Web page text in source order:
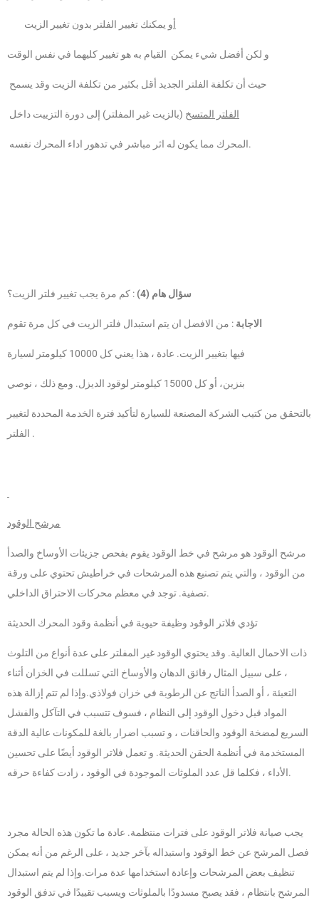
أو يمكنك تغيير الفلتر بدون تغيير الزيت
و لكن أفضل شيء يمكن القيام به هو تغيير كليهما في نفس الوقت
حيث أن تكلفة الفلتر الجديد أقل بكثير من تكلفة الزيت وقد يسمح
الفلتر المتسخ
المحرك مما يكون له اثر مباشر في تدهور اداء المحرك نفسه.
سؤال هام (4) : كم مرة يجب تغيير فلتر الزيت؟
الاجابة : من الافضل ان يتم استبدال فلتر الزيت في كل مرة تقوم
فيها بتغيير الزيت. عادة ، هذا يعني كل 10000 كيلومتر لسيارة
بنزين، أو كل 15000 كيلومتر لوقود الديزل. ومع ذلك ، نوصي
بالتحقق من كتيب الشركة المصنعة للسيارة لتأكيد فترة الخدمة المحددة لتغيير
الفلتر .
مرشح الوقود
مرشح الوقود هو مرشح في خط الوقود يقوم بفحص جزيئات الأوساخ والصدأ
من الوقود ، والتي يتم تصنيع هذه المرشحات في خراطيش تحتوي على ورقة
تصفية. توجد في معظم محركات الاحتراق الداخلي.
تؤدي فلاتر الوقود وظيفة حيوية في أنظمة وقود المحرك الحديثة
ذات الاحمال العالية. وقد يحتوي الوقود غير المفلتر على عدة أنواع من التلوث
، على سبيل المثال رقائق الدهان والأوساخ التي تسللت في الخزان أثناء
التعبئة ، أو الصدأ الناتج عن الرطوبة في خزان فولاذي.وإذا لم تتم إزالة هذه
المواد قبل دخول الوقود إلى النظام ، فسوف تتسبب في التآكل والفشل
السريع لمضخة الوقود والحاقنات ، و تسبب اضرار بالغة للمكونات عالية الدقة
المستخدمة في أنظمة الحقن الحديثة. و تعمل فلاتر الوقود أيضًا على تحسين
الأداء ، فكلما قل عدد الملوثات الموجودة في الوقود ، زادت كفاءة حرقه.
يجب صيانة فلاتر الوقود على فترات منتظمة. عادة ما تكون هذه الحالة مجرد
فصل المرشح عن خط الوقود واستبداله بآخر جديد ، على الرغم من أنه يمكن
تنظيف بعض المرشحات وإعادة استخدامها عدة مرات.وإذا لم يتم استبدال
المرشح بانتظام ، فقد يصبح مسدودًا بالملوثات ويسبب تقييدًا في تدفق الوقود